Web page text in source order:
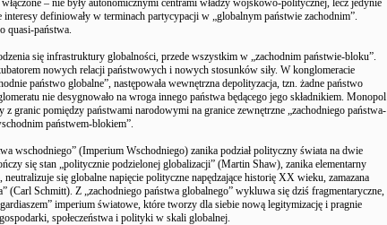
– nie były autonomicznymi centrami władzy wojskowo-politycznej, lecz jedynie
definiowały w terminach partycypacji w „globalnym państwie zachodnim”.
quasi-państwa.
się infrastruktury globalności, przede wszystkim w „zachodnim państwie-bloku”.
nowych relacji państwowych i nowych stosunków siły. W konglomeracie
państwo globalne”, następowała wewnętrzna depolityzacja, tzn. żadne państwo
nie desygnowało na wroga innego państwa będącego jego składnikiem. Monopol
z granic pomiędzy państwami narodowymi na granice zewnętrzne „zachodniego państwa-
państwem-blokiem”.
wschodniego” (Imperium Wschodniego) zanika podział polityczny świata na dwie
się stan „politycznie podzielonej globalizacji” (Martin Shaw), zanika elementarny
się globalne napięcie polityczne napędzające historię XX wieku, zamazana
(Carl Schmitt). Z „zachodniego państwa globalnego” wykluwa się dziś fragmentaryczne,
imperium światowe, które tworzy dla siebie nową legitymizację i pragnie
społeczeństwa i polityki w skali globalnej.